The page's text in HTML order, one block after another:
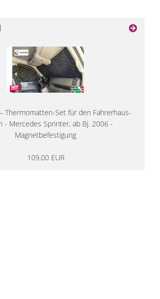
Thermomatten-Set für den Fahrerhaus-
- Mercedes Sprinter, ab Bj. 2006 -
Magnetbefestigung
109,00 EUR